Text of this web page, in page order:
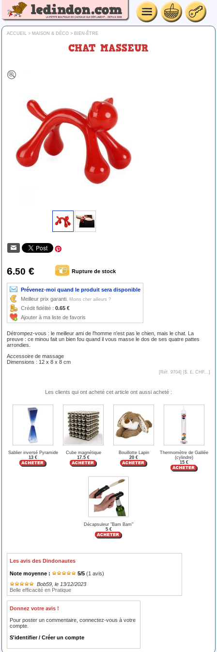
ACCUEIL > MAISON & DÉCO > BIEN-ÊTRE
CHAT MASSEUR
6.50 € Rupture de stock
Prévenez-moi quand le produit sera disponible
Meilleur prix garanti.
Moins cher ailleurs ?
Crédit fidélité : 0.65 €
Ajouter à ma liste de favoris
Détrompez-vous : le meilleur ami de l'homme n'est pas le chien, mais le chat. La
preuve : ce minou fait un bien fou quand il vous masse le dos de ses quatre pattes
arrondies.
Accessoire de massage
Dimensions : 12 x 8 x 8 cm
[Réf. 9704] [$, £, CHF...]
Les clients qui ont acheté cet article ont aussi acheté :
Sablier inversé Pyramide
13 €
Cube magnétique
17.5 €
Bouillotte Lapin
20 €
Thermomètre de Galilée
(cylindre)
15 €
Décapsuleur "Bam Bam"
5 €
Les avis des Dindonautes
Note moyenne : 5/5 (1 avis)
Bob59 , le 13/12/2023
Belle efficacité en Pratique
Donnez votre avis !
Pour poster un commentaire, connectez-vous à votre
compte.
S'identifier / Créer un compte